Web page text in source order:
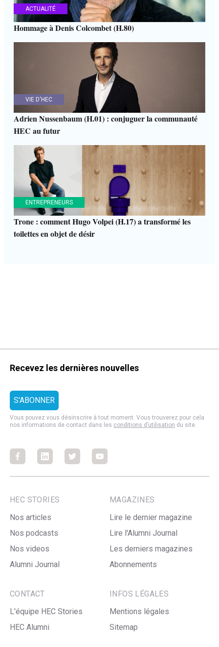
ACTUALITÉ
Hommage à Denis Colcombet (H.80)
VIE D'HEC
Adrien Nussenbaum (H.01) : conjuguer la communauté
HEC au futur
ENTREPRENEURS
Trone : comment Hugo Volpei (H.17) a transformé les
toilettes en objet de désir
Recevez les dernières nouvelles
Vous pouvez vous désinscrire à tout moment. Vous trouverez pour cela
nos informations de contact dans les conditions d’utilisation du site.
FacebookFacebookFacebookFacebook
HEC STORIES
Nos articles
Nos podcasts
Nos videos
Alumni Journal
MAGAZINES
Lire le dernier magazine
Lire l'Alumni Journal
Les derniers magazines
Abonnements
CONTACT
L'équipe HEC Stories
HEC Alumni
INFOS LÉGALES
Mentions légales
Sitemap